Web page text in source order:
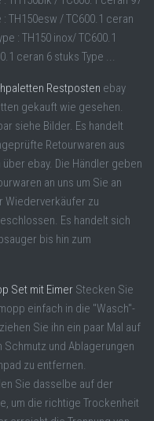
: TH150esw / TC600.1 ceran
: TH150 inox/ TC600.1
ceran 6 stuks Type ...
Restposten ebay
gekauft wie gesehen.
siehe Bilder. Es handelt
Retourwaren aus
ebay. Die Händler geben
an uns um Sie an
Wiederverkäufer zu
Es handelt sich
bis hin zum
Set mit Eimer Stecken Sie
einfach in die "Wasch"-
Sie ihn ein paar Mal auf
Schmutz und Ablagerungen
zu entfernen.
Sie dasselbe auf der
um die richtige Trockenheit